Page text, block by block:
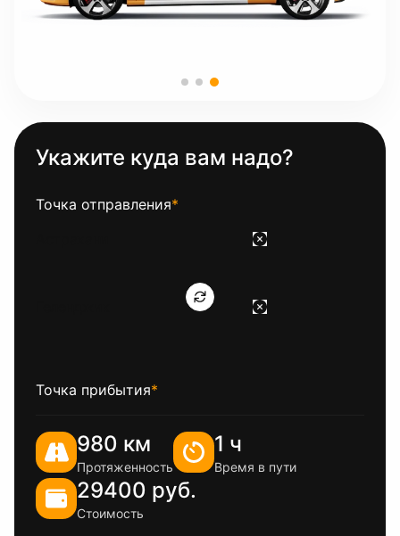
Укажите куда вам надо?
Точка отправления*
Точка прибытия*
980 км
Протяженность
1 ч
Время в пути
29400 руб.
Стоимость